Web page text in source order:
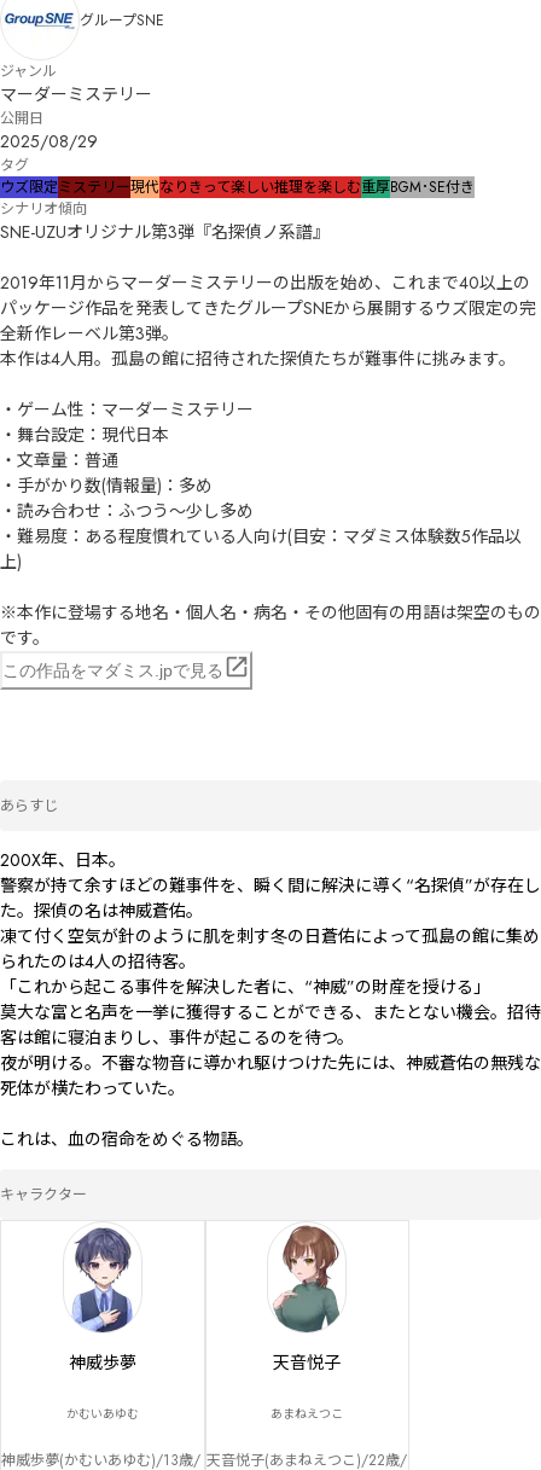
グループSNE
ジャンル
マーダーミステリー
公開日
2025/08/29
タグ
ウズ限定ミステリー現代なりきって楽しい推理を楽しむ重厚BGM･SE付き
シナリオ傾向
SNE-UZUオリジナル第3弾『名探偵ノ系譜』
2019年11月からマーダーミステリーの出版を始め、これまで40以上の
パッケージ作品を発表してきたグループSNEから展開するウズ限定の完
全新作レーベル第3弾。
本作は4人用。孤島の館に招待された探偵たちが難事件に挑みます。
・ゲーム性：マーダーミステリー
・舞台設定：現代日本
・文章量：普通
・手がかり数(情報量)：多め
・読み合わせ：ふつう～少し多め
・難易度：ある程度慣れている人向け(目安：マダミス体験数5作品以
上)
※本作に登場する地名・個人名・病名・その他固有の用語は架空のもの
です。
この作品をマダミス.jpで見る
あらすじ
200X年、日本。
警察が持て余すほどの難事件を、瞬く間に解決に導く“名探偵”が存在し
た。探偵の名は神威蒼佑。
凍て付く空気が針のように肌を刺す冬の日――蒼佑によって孤島の館に集め
られたのは4人の招待客。
「これから起こる事件を解決した者に、“神威”の財産を授ける」
莫大な富と名声を一挙に獲得することができる、またとない機会。招待
客は館に寝泊まりし、事件が起こるのを待つ。
夜が明ける。不審な物音に導かれ駆けつけた先には、神威蒼佑の無残な
死体が横たわっていた。
これは、血の宿命をめぐる物語。
キャラクター
神威歩夢
かむいあゆむ
神威歩夢(かむいあゆむ)/13歳/
天音悦子
あまねえつこ
天音悦子(あまねえつこ)/22歳/